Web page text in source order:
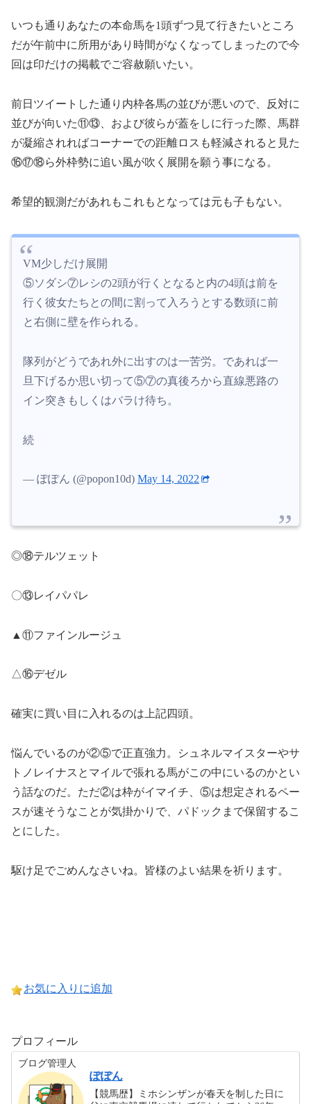
いつも通りあなたの本命馬を1頭ずつ見て行きたいところ
だが午前中に所用があり時間がなくなってしまったので今
回は印だけの掲載でご容赦願いたい。
前日ツイートした通り内枠各馬の並びが悪いので、反対に
並びが向いた⑪⑬、および彼らが蓋をしに行った際、馬群
が凝縮されればコーナーでの距離ロスも軽減されると見た
⑯⑰⑱ら外枠勢に追い風が吹く展開を願う事になる。
希望的観測だがあれもこれもとなっては元も子もない。
VM少しだけ展開
⑤ソダシ⑦レシの2頭が行くとなると内の4頭は前を
行く彼女たちとの間に割って入ろうとする数頭に前
と右側に壁を作られる。
隊列がどうであれ外に出すのは一苦労。であれば一
旦下げるか思い切って⑤⑦の真後ろから直線悪路の
イン突きもしくはバラけ待ち。
続
— ぽぽん (@popon10d) May 14, 2022
◎⑱テルツェット
〇⑬レイパパレ
▲⑪ファインルージュ
△⑯デゼル
確実に買い目に入れるのは上記四頭。
悩んでいるのが②⑤で正直強力。シュネルマイスターやサ
トノレイナスとマイルで張れる馬がこの中にいるのかとい
う話なのだ。ただ②は枠がイマイチ、⑤は想定されるペー
スが速そうなことが気掛かりで、パドックまで保留するこ
とにした。
駆け足でごめんなさいね。皆様のよい結果を祈ります。
お気に入りに追加
プロフィール
ブログ管理人
ぽぽん
【競馬歴】ミホシンザンが春天を制した日に